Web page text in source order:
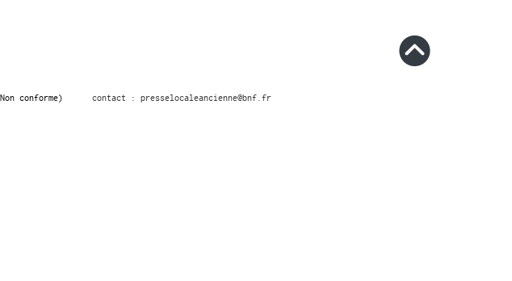
conforme) contact : presselocaleancienne@bnf.fr